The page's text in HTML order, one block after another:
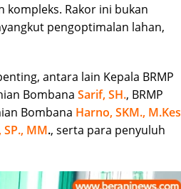
kompleks. Rakor ini bukan
pengoptimalan lahan,
antara lain Kepala BRMP
Bombana Sarif, SH., BRMP
Bombana Harno, SKM., M.Kes
SP., MM., serta para penyuluh